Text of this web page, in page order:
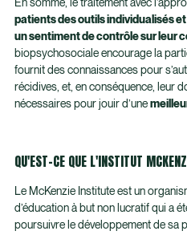
En somme, le traitement avec
patients des outils individualisés
un sentiment de contrôle sur leur
biopsychosociale encourage la
fournit des connaissances pour
récidives, et, en conséquence, leur
nécessaires pour jouir d’une
QU'EST-CE QUE L'INSTITUT
Le McKenzie Institute est un
d’éducation à but non lucratif qui a
poursuivre le développement de sa